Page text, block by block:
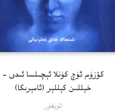
كۆزۈم ئۈچ كۈنلا ئېچىلسا ئىدى –
خېللىن كېللېر (ئامېرىكا)
ئۇيغۇر